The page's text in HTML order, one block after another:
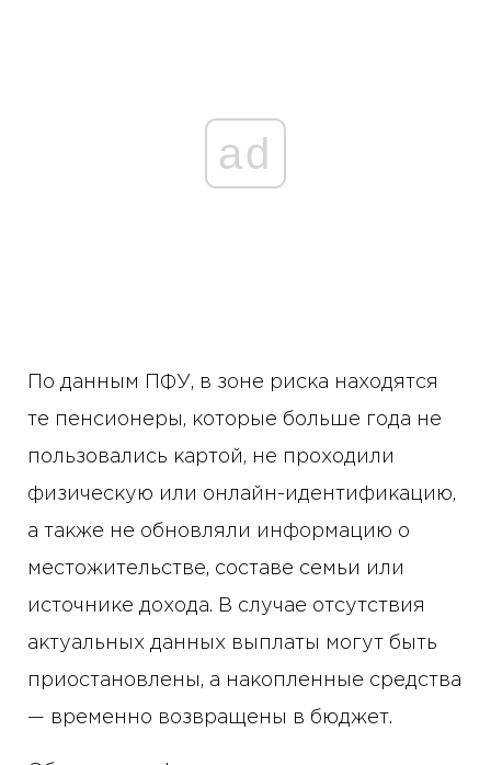
ad
По данным ПФУ, в зоне риска находятся
те пенсионеры, которые больше года не
пользовались картой, не проходили
физическую или онлайн-идентификацию,
а также не обновляли информацию о
местожительстве, составе семьи или
источнике дохода. В случае отсутствия
актуальных данных выплаты могут быть
приостановлены, а накопленные средства
— временно возвращены в бюджет.